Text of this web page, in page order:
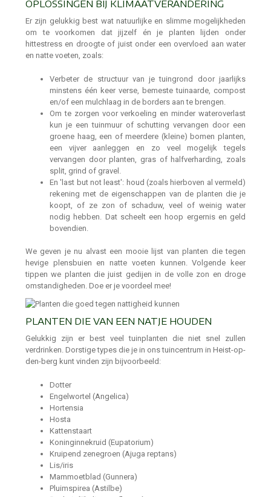
OPLOSSINGEN BIJ KLIMAATVERANDERING
Er zijn gelukkig best wat natuurlijke en slimme mogelijkheden
om te voorkomen dat jijzelf én je planten lijden onder
hittestress en droogte of juist onder een overvloed aan water
en natte voeten, zoals:
Verbeter de structuur van je tuingrond door jaarlijks
minstens één keer verse, bemeste tuinaarde, compost
en/of een mulchlaag in de borders aan te brengen.
Om te zorgen voor verkoeling en minder wateroverlast
kun je een tuinmuur of schutting vervangen door een
groene haag, een of meerdere (kleine) bomen planten,
een vijver aanleggen en zo veel mogelijk tegels
vervangen door planten, gras of halfverharding, zoals
split, grind of gravel.
En 'last but not least': houd (zoals hierboven al vermeld)
rekening met de eigenschappen van de planten die je
koopt, of ze zon of schaduw, veel of weinig water
nodig hebben. Dat scheelt een hoop ergernis en geld
bovendien.
We geven je nu alvast een mooie lijst van planten die tegen
hevige plensbuien en natte voeten kunnen. Volgende keer
tippen we planten die juist gedijen in de volle zon en droge
omstandigheden. Doe er je voordeel mee!
PLANTEN DIE VAN EEN NATJE HOUDEN
Gelukkig zijn er best veel tuinplanten die niet snel zullen
verdrinken. Dorstige types die je in ons tuincentrum in Heist-op-
den-berg kunt vinden zijn bijvoorbeeld:
Dotter
Engelwortel (Angelica)
Hortensia
Hosta
Kattenstaart
Koninginnekruid (Eupatorium)
Kruipend zenegroen (Ajuga reptans)
Lis/iris
Mammoetblad (Gunnera)
Pluimspirea (Astilbe)